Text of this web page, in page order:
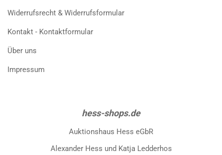
Widerrufsrecht & Widerrufsformular
Kontakt - Kontaktformular
Über uns
Impressum
hess-shops.de
Auktionshaus Hess eGbR
Alexander Hess und Katja Ledderhos